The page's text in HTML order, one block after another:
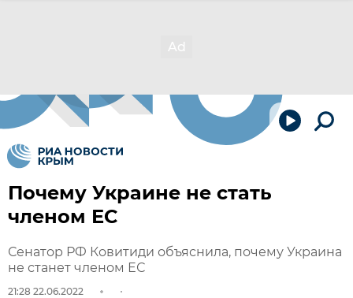
Почему Украине не стать
членом ЕС
Сенатор РФ Ковитиди объяснила, почему Украина
не станет членом ЕС
21:28 22.06.2022